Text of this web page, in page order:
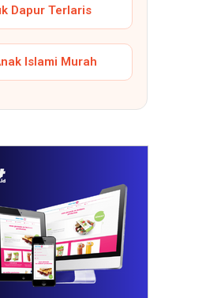
Dapur Terlaris
Islami Murah